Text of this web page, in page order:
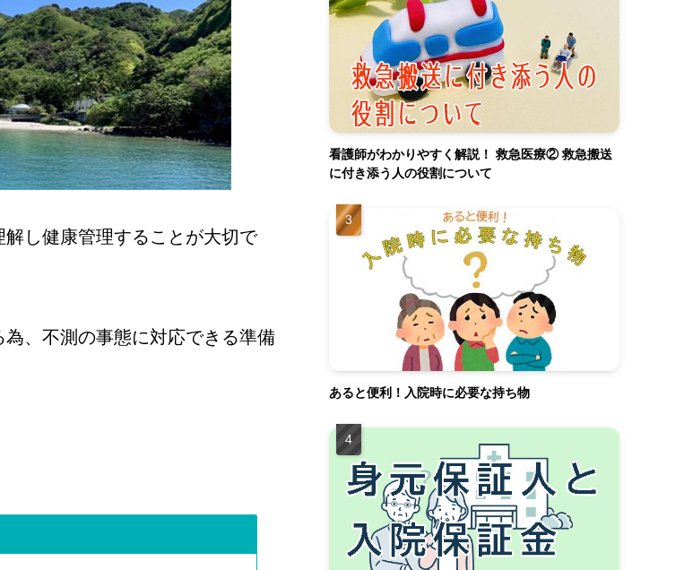
し健康管理することが大切で
、不測の事態に対応できる準備
看護師がわかりやすく解説！ 救急医療② 救急搬送
に付き添う人の役割について
あると便利！入院時に必要な持ち物